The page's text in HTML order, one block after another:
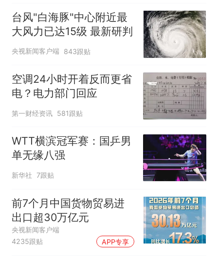
台风"白海豚"中心附近最
大风力已达15级 最新研判
央视新闻客户端 843跟贴
空调24小时开着反而更省
电？电力部门回应
第一财经资讯 581跟贴
WTT横滨冠军赛：国乒男
单无缘八强
新华社 7跟贴
前7个月中国货物贸易进
出口超30万亿元
央视新闻客户端
4235跟贴
APP专享